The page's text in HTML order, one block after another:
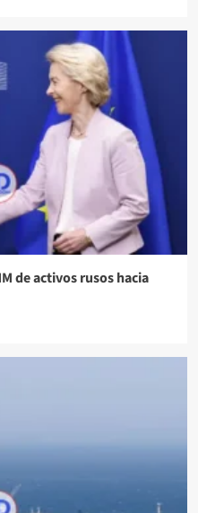
de activos rusos hacia